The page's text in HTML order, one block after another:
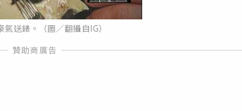
氣送錶。（圖／翻攝自IG）